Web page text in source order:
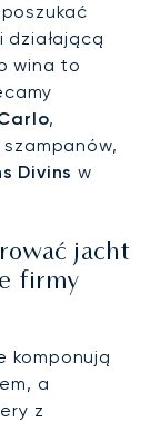
działającą
wina to
,
Divins w
jacht
firmy
komponują
a
z